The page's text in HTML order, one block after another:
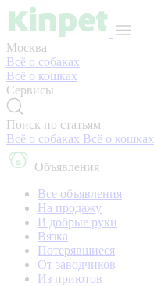
Москва
Всё о собаках
Всё о кошках
Сервисы
Поиск по статьям
Всё о собаках Всё о кошках
Объявления
Все объявления
На продажу
В добрые руки
Вязка
Потерявшиеся
От заводчиков
Из приютов